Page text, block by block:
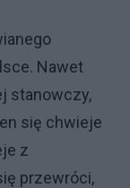
Nawet
stanowczy,
się chwieje
z
przewróci,